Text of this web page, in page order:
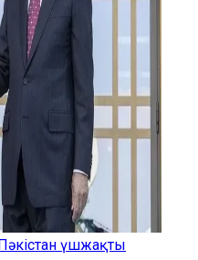
үшжақты